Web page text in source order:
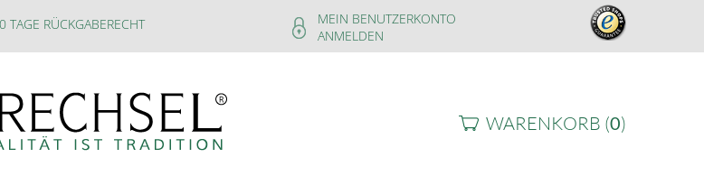
TAGE RÜCKGABERECHT
MEIN BENUTZERKONTO
ANMELDEN
WARENKORB (0)